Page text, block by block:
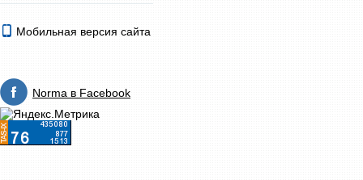
Мобильная версия сайта
Norma в Facebook